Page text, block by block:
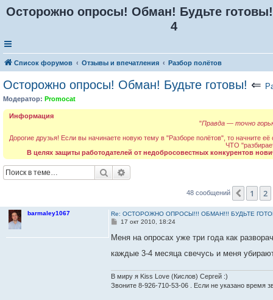
Осторожно опросы! Обман! Будьте
4
Список форумов Отзывы и впечатления Разбор полётов
Осторожно опросы! Обман! Будьте готовы! ⇐
Модератор: Promocat
Информация
"Правда — точно
Дорогие друзья! Если вы начинаете новую тему в "Разборе полётов", то начните
ЧТО
В целях защиты работодателей от недобросовестных конкурентов
Поиск
48 сообщений Пред.
1 2
barmaley1067
Re: ОСТОРОЖНО ОПРОСЫ!!! ОБМАН!!! БУДЬТЕ
С
о
е
и
е
17 окт 2010, 18:24
Меня на опросах уже три года как
каждые 3-4 месяца свечусь и меня
В миру я Kiss Love (Кислов) Сергей :)
Звоните 8-926-710-53-06 . Если не указано время